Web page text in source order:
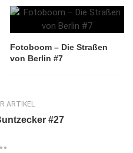
Fotoboom – Die Straßen
von Berlin #7
ARTIKEL
#27